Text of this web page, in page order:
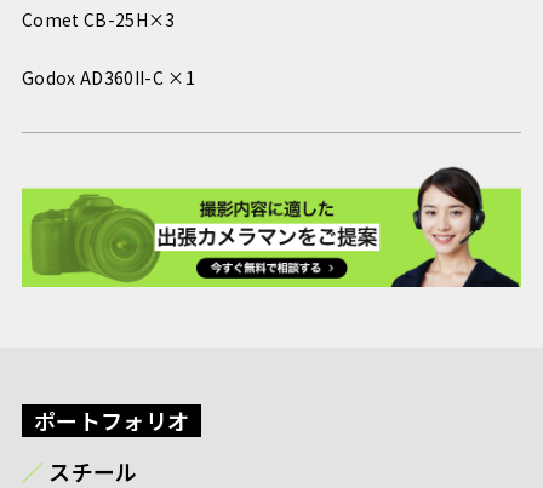
Comet CB-25H×3
Godox AD360II-C ×1
ポートフォリオ
スチール